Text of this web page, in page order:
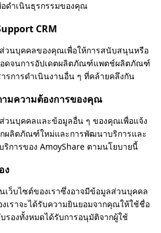
อดำเนินธุรกรรมของคุณ
CRM
วนบุคคลของคุณเพื่อให้การสนับสนุนหรือ
ดจนการอัปเดตผลิตภัณฑ์แพตช์ผลิตภัณฑ์
รการดำเนินงานอื่น ๆ ที่คล้ายคลึงกัน
ามความต้องการของคุณ
วนบุคคลและข้อมูลอื่น ๆ ของคุณเพื่อแจ้ง
ผลิตภัณฑ์ใหม่และการพัฒนาบริการและ
การของ AmoyShare ตามนโยบายนี้
ง
เว็บไซต์ของเราซึ่งอาจมีข้อมูลส่วนบุคคล
เราจะได้รับความยินยอมจากคุณให้ใช้ชื่อ
รองทั้งหมดได้รับการอนุมัติจากผู้ใช้